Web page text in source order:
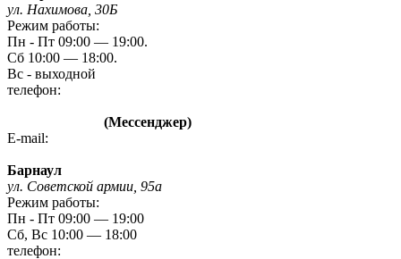
ул. Нахимова, 30Б
Режим работы:
Пн - Пт 09:00 — 19:00.
Сб 10:00 — 18:00.
Вс - выходной
телефон:
(Мессенджер)
E-mail:
Барнаул
ул. Советской армии, 95а
Режим работы:
Пн - Пт 09:00 — 19:00
Сб, Вс 10:00 — 18:00
телефон: